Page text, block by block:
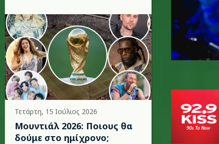
Τετάρτη, 15 Ιούλιος 2026
Μουντιάλ 2026: Ποιους θα
δούμε στο ημίχρονο;